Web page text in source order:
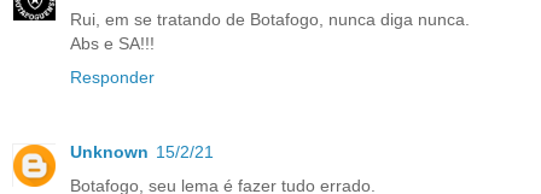
Rui, em se tratando de Botafogo, nunca diga nunca.
Abs e SA!!!
Responder
Unknown 15/2/21
Botafogo, seu lema é fazer tudo errado.